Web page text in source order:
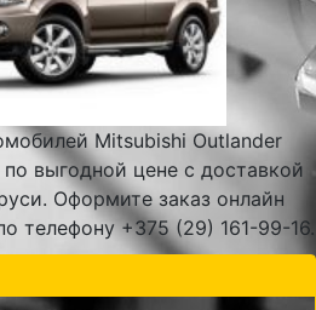
Mitsubishi Outlander
выгодной цене с доставкой
Оформите заказ онлайн
телефону +375 (29) 161-99-16.